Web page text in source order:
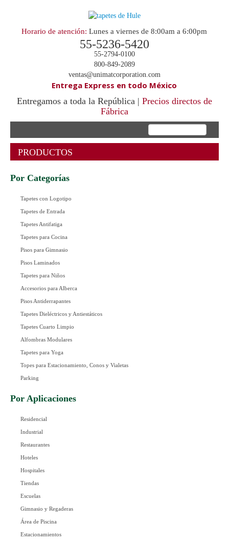
Horario de atención: Lunes a viernes de 8:00am a 6:00pm
55-5236-5420
55-2794-0100
800-849-2089
ventas@unimatcorporation.com
Entrega Express en todo México
Entregamos a toda la República | Precios directos de
Fábrica
PRODUCTOS
Por Categorías
Tapetes con Logotipo
Tapetes de Entrada
Tapetes Antifatiga
Tapetes para Cocina
Pisos para Gimnasio
Pisos Laminados
Tapetes para Niños
Accesorios para Alberca
Pisos Antiderrapantes
Tapetes Dieléctricos y Antiestáticos
Tapetes Cuarto Limpio
Alfombras Modulares
Tapetes para Yoga
Topes para Estacionamiento, Conos y Vialetas
Parking
Por Aplicaciones
Residencial
Industrial
Restaurantes
Hoteles
Hospitales
Tiendas
Escuelas
Gimnasio y Regaderas
Área de Piscina
Estacionamientos